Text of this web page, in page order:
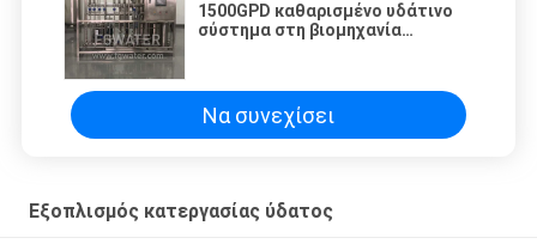
1500GPD καθαρισμένο υδάτινο
σύστημα στη βιομηχανία
Να συνεχίσει
Εξοπλισμός κατεργασίας ύδατος